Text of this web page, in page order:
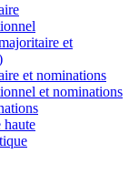
et
et nominations
et nominations
haute